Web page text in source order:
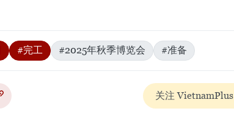
#完工 #2025年秋季博览会 #准备
关注 VietnamPlus